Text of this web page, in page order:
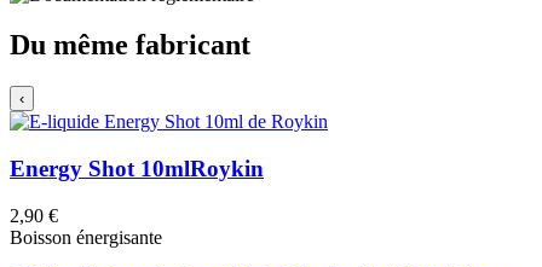
Du même fabricant
‹
Energy Shot 10mlRoykin
2,90 €
Boisson énergisante